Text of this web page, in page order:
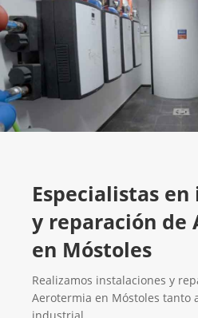
Especialistas
y reparación de
en Móstoles
Realizamos instalaciones y
Aerotermia en Móstoles tanto